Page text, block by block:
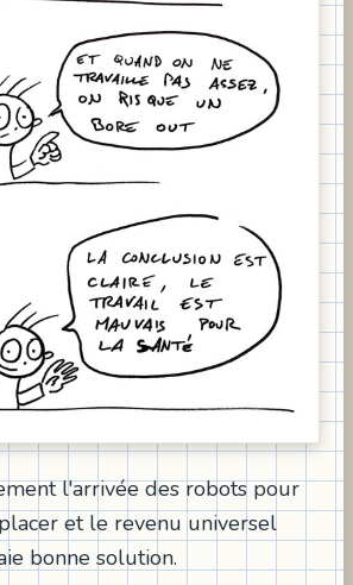
l'arrivée des robots pour
et le revenu universel
bonne solution.